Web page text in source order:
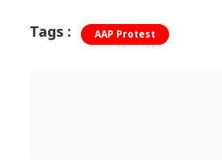
Tags : AAP Protest